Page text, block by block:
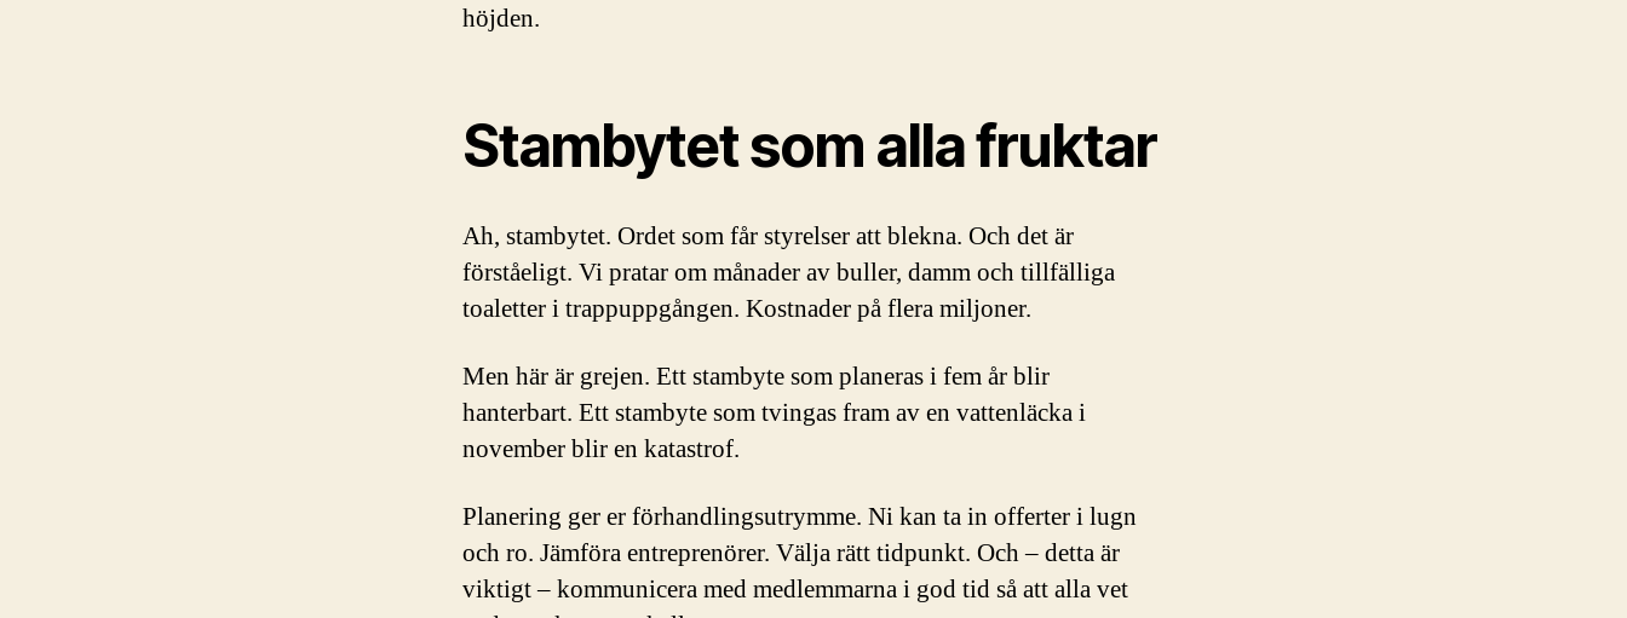
höjden.
Stambytet som alla fruktar
Ah, stambytet. Ordet som får styrelser att blekna. Och det är
förståeligt. Vi pratar om månader av buller, damm och tillfälliga
toaletter i trappuppgången. Kostnader på flera miljoner.
Men här är grejen. Ett stambyte som planeras i fem år blir
hanterbart. Ett stambyte som tvingas fram av en vattenläcka i
november blir en katastrof.
Planering ger er förhandlingsutrymme. Ni kan ta in offerter i lugn
och ro. Jämföra entreprenörer. Välja rätt tidpunkt. Och – detta är
viktigt – kommunicera med medlemmarna i god tid så att alla vet